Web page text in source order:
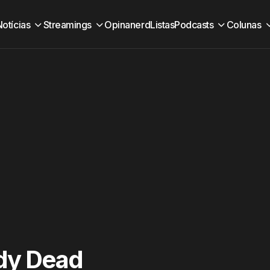
Streamings OpinanerdListasPodcasts Colunas
Dead